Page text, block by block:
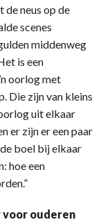
de neus op de
scenes
middenweg
is een
oorlog met
Die zijn van kleins
uit elkaar
er zijn er een paar
boel bij elkaar
hoe een
voor ouderen